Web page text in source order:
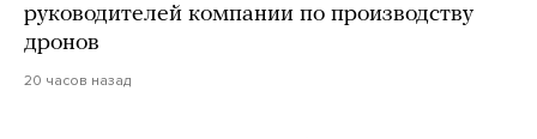
руководителей компании по производству
дронов
20 часов назад